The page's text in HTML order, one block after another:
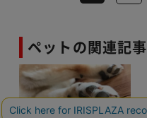
ペットの関連記事